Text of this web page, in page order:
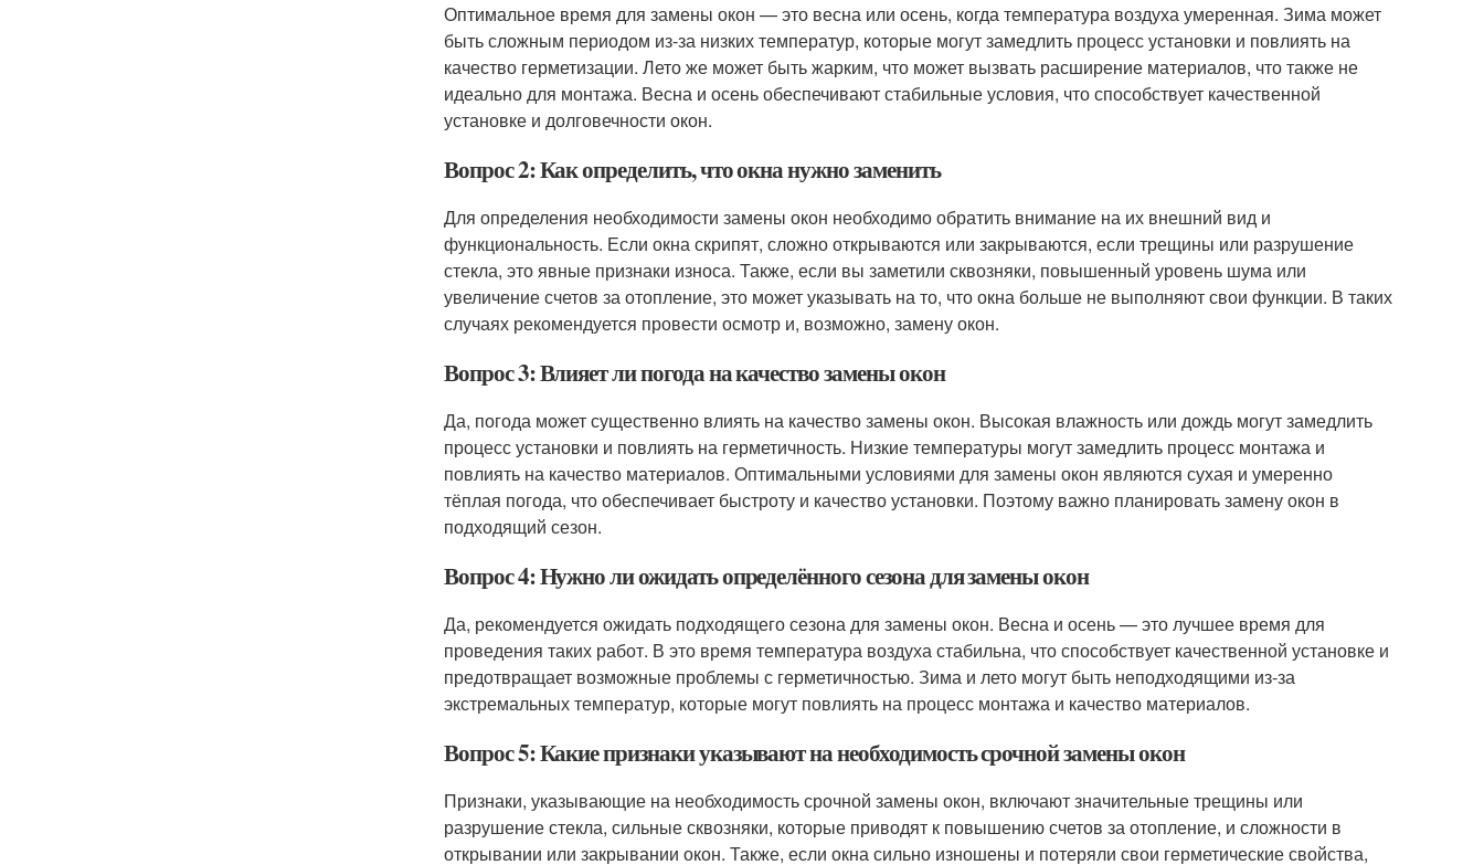
Оптимальное время для замены окон — это весна или осень, когда температура воздуха умеренная. Зима может
быть сложным периодом из-за низких температур, которые могут замедлить процесс установки и повлиять на
качество герметизации. Лето же может быть жарким, что может вызвать расширение материалов, что также не
идеально для монтажа. Весна и осень обеспечивают стабильные условия, что способствует качественной
установке и долговечности окон.
Вопрос 2: Как определить, что окна нужно заменить
Для определения необходимости замены окон необходимо обратить внимание на их внешний вид и
функциональность. Если окна скрипят, сложно открываются или закрываются, если трещины или разрушение
стекла, это явные признаки износа. Также, если вы заметили сквозняки, повышенный уровень шума или
увеличение счетов за отопление, это может указывать на то, что окна больше не выполняют свои функции. В таких
случаях рекомендуется провести осмотр и, возможно, замену окон.
Вопрос 3: Влияет ли погода на качество замены окон
Да, погода может существенно влиять на качество замены окон. Высокая влажность или дождь могут замедлить
процесс установки и повлиять на герметичность. Низкие температуры могут замедлить процесс монтажа и
повлиять на качество материалов. Оптимальными условиями для замены окон являются сухая и умеренно
тёплая погода, что обеспечивает быстроту и качество установки. Поэтому важно планировать замену окон в
подходящий сезон.
Вопрос 4: Нужно ли ожидать определённого сезона для замены окон
Да, рекомендуется ожидать подходящего сезона для замены окон. Весна и осень — это лучшее время для
проведения таких работ. В это время температура воздуха стабильна, что способствует качественной установке и
предотвращает возможные проблемы с герметичностью. Зима и лето могут быть неподходящими из-за
экстремальных температур, которые могут повлиять на процесс монтажа и качество материалов.
Вопрос 5: Какие признаки указывают на необходимость срочной замены окон
Признаки, указывающие на необходимость срочной замены окон, включают значительные трещины или
разрушение стекла, сильные сквозняки, которые приводят к повышению счетов за отопление, и сложности в
открывании или закрывании окон. Также, если окна сильно изношены и потеряли свои герметические свойства,